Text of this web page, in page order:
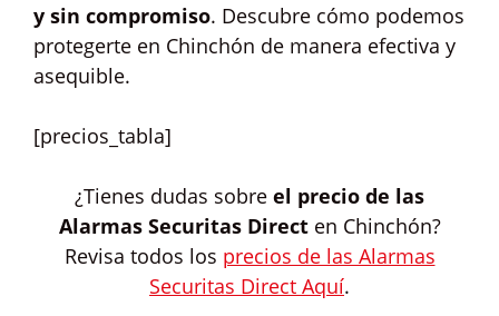
y sin compromiso. Descubre cómo podemos
protegerte en Chinchón de manera efectiva y
asequible.
[precios_tabla]
¿Tienes dudas sobre el precio de las
Alarmas Securitas Directen Chinchón?
Revisa todos los precios de las Alarmas
Securitas Direct Aquí.